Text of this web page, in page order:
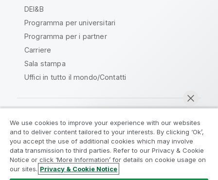
DEI&B
Programma per universitari
Programma per i partner
Carriere
Sala stampa
Uffici in tutto il mondo/Contatti
Qlik Community
Contratti
Termini del prodotto
Legal Policies
Note Legali
We use cookies to improve your experience with our websites
and to deliver content tailored to your interests. By clicking ‘Ok’,
you accept the use of additional cookies which may involve
data transmission to third parties. Refer to our Privacy & Cookie
Notice or click ‘More Information’ for details on cookie usage on
our sites. Privacy & Cookie Notice